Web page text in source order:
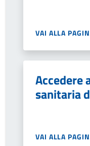
VAI ALLA
Accedere
sanitaria
VAI ALLA